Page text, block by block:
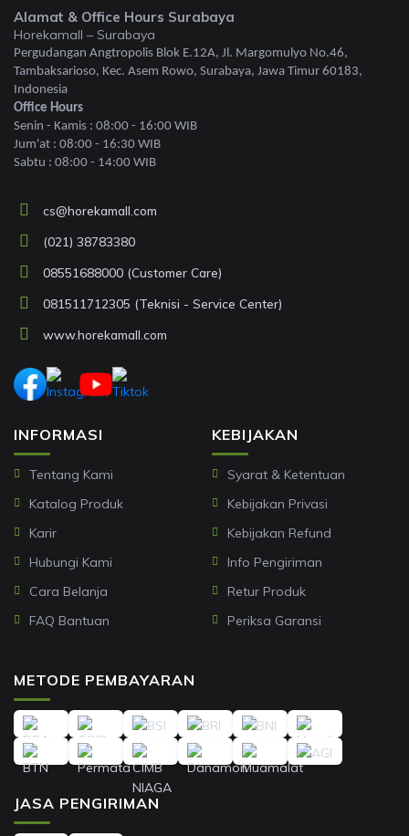
Alamat & Office Hours Surabaya
Horekamall – Surabaya
Pergudangan Angtropolis Blok E.12A, Jl. Margomulyo No.46,
Tambaksarioso, Kec. Asem Rowo, Surabaya, Jawa Timur 60183,
Indonesia
Office Hours
Senin - Kamis : 08:00 - 16:00 WIB
Jum'at : 08:00 - 16:30 WIB
Sabtu : 08:00 - 14:00 WIB
INFORMASI
Tentang Kami
Katalog Produk
Karir
Hubungi Kami
Cara Belanja
FAQ Bantuan
KEBIJAKAN
Syarat & Ketentuan
Kebijakan Privasi
Kebijakan Refund
Info Pengiriman
Retur Produk
Periksa Garansi
cs@horekamall.com
(021) 38783380
08551688000 (Customer Care)
081511712305 (Teknisi - Service Center)
www.horekamall.com
METODE PEMBAYARAN
JASA PENGIRIMAN